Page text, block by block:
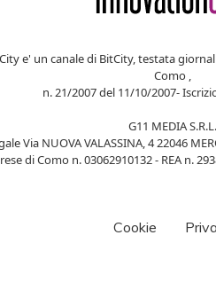
e' un canale di BitCity, testata
Como ,
n. 21/2007 del 11/10/2007-
G11 MEDIA S.R.L.
Via NUOVA VALASSINA, 4 22046
di Como n. 03062910132 - REA n.
Cookie